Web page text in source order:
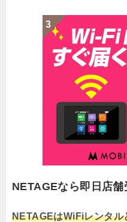
NETAGEなら即日店舗
NETAGEはWiFiレンタル